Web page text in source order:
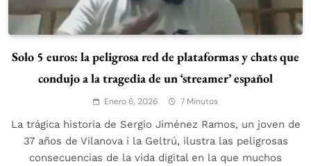
Solo 5 euros: la peligrosa red de plataformas y chats que
condujo a la tragedia de un ‘streamer’ español
Enero 6, 2026 7 Minutos
La trágica historia de Sergio Jiménez Ramos, un joven de
37 años de Vilanova i la Geltrú, ilustra las peligrosas
consecuencias de la vida digital en la que muchos